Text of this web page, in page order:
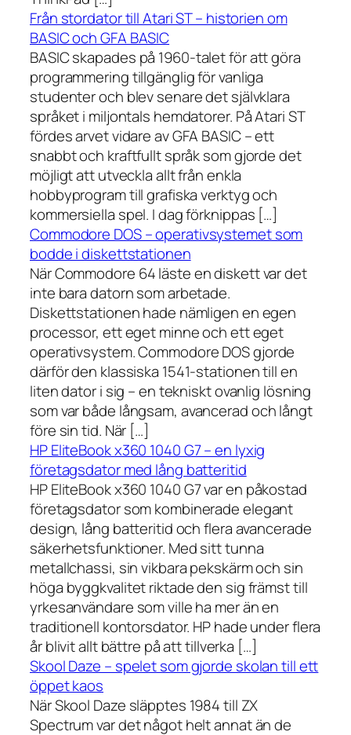
Från stordator till Atari ST – historien om
BASIC och GFA BASIC
BASIC skapades på 1960-talet för att göra
programmering tillgänglig för vanliga
studenter och blev senare det självklara
språket i miljontals hemdatorer. På Atari ST
fördes arvet vidare av GFA BASIC – ett
snabbt och kraftfullt språk som gjorde det
möjligt att utveckla allt från enkla
hobbyprogram till grafiska verktyg och
kommersiella spel. I dag förknippas […]
Commodore DOS – operativsystemet som
bodde i diskettstationen
När Commodore 64 läste en diskett var det
inte bara datorn som arbetade.
Diskettstationen hade nämligen en egen
processor, ett eget minne och ett eget
operativsystem. Commodore DOS gjorde
därför den klassiska 1541-stationen till en
liten dator i sig – en tekniskt ovanlig lösning
som var både långsam, avancerad och långt
före sin tid. När […]
HP EliteBook x360 1040 G7 – en lyxig
företagsdator med lång batteritid
HP EliteBook x360 1040 G7 var en påkostad
företagsdator som kombinerade elegant
design, lång batteritid och flera avancerade
säkerhetsfunktioner. Med sitt tunna
metallchassi, sin vikbara pekskärm och sin
höga byggkvalitet riktade den sig främst till
yrkesanvändare som ville ha mer än en
traditionell kontorsdator. HP hade under flera
år blivit allt bättre på att tillverka […]
Skool Daze – spelet som gjorde skolan till ett
öppet kaos
När Skool Daze släpptes 1984 till ZX
Spectrum var det något helt annat än de